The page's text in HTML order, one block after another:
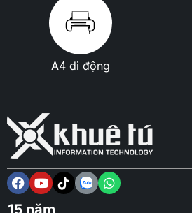
A4 di động
15 năm